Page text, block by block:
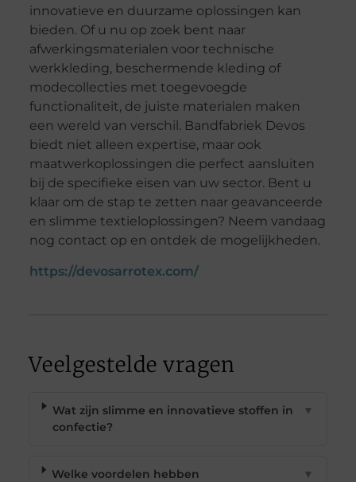
innovatieve en duurzame oplossingen kan
bieden. Of u nu op zoek bent naar
afwerkingsmaterialen voor technische
werkkleding, beschermende kleding of
modecollecties met toegevoegde
functionaliteit, de juiste materialen maken
een wereld van verschil. Bandfabriek Devos
biedt niet alleen expertise, maar ook
maatwerkoplossingen die perfect aansluiten
bij de specifieke eisen van uw sector. Bent u
klaar om de stap te zetten naar geavanceerde
en slimme textieloplossingen? Neem vandaag
nog contact op en ontdek de mogelijkheden.
https://devosarrotex.com/
Veelgestelde vragen
Wat zijn slimme en innovatieve stoffen in
confectie?
▼
Welke voordelen hebben
▼